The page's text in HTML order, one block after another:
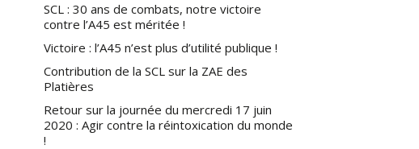
SCL : 30 ans de combats, notre victoire
contre l’A45 est méritée !
Victoire : l’A45 n’est plus d’utilité publique !
Contribution de la SCL sur la ZAE des
Platières
Retour sur la journée du mercredi 17 juin
2020 : Agir contre la réintoxication du monde
!